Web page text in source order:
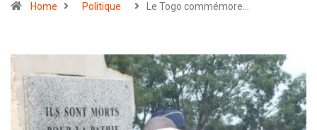
Home Politique Le Togo commémore…